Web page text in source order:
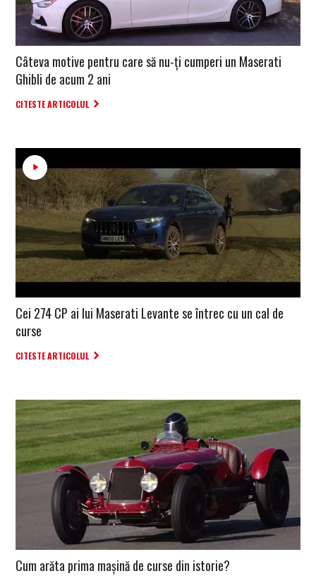
Câteva motive pentru care să nu-ți cumperi un Maserati
Ghibli de acum 2 ani
CITESTE ARTICOLUL
Cei 274 CP ai lui Maserati Levante se întrec cu un cal de
curse
CITESTE ARTICOLUL
Cum arăta prima mașină de curse din istorie?